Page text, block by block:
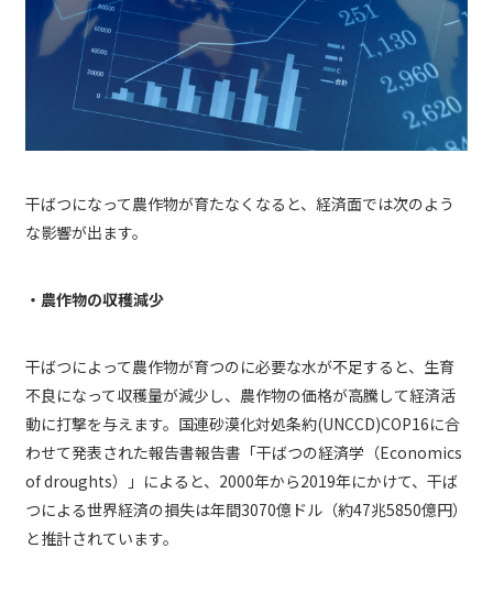
干ばつになって農作物が育たなくなると、経済面では次のよう
な影響が出ます。
・農作物の収穫減少
干ばつによって農作物が育つのに必要な水が不足すると、生育
不良になって収穫量が減少し、農作物の価格が高騰して経済活
動に打撃を与えます。国連砂漠化対処条約(UNCCD)COP16に合
わせて発表された報告書報告書「干ばつの経済学（Economics
of droughts）」によると、2000年から2019年にかけて、干ば
つによる世界経済の損失は年間3070億ドル（約47兆5850億円）
と推計されています。